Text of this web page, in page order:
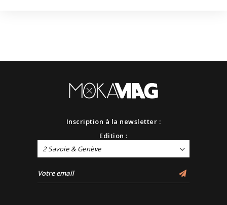
Inscription à la newsletter :
Edition :
2 Savoie & Genève